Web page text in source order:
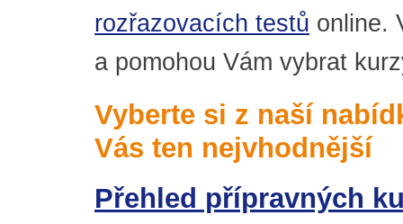
rozřazovacích testů online.
a pomohou Vám vybrat
Vyberte si z naší
Vás ten nejvhodnější
Přehled přípravných